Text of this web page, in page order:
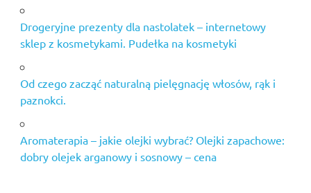
Drogeryjne prezenty dla nastolatek – internetowy
sklep z kosmetykami. Pudełka na kosmetyki
Od czego zacząć naturalną pielęgnację włosów, rąk i
paznokci.
Aromaterapia – jakie olejki wybrać? Olejki zapachowe:
dobry olejek arganowy i sosnowy – cena